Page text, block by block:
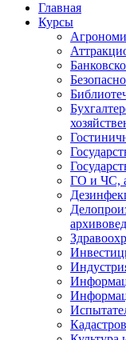
Главная
Курсы
ГО и ЧС,